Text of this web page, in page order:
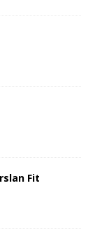
Fit